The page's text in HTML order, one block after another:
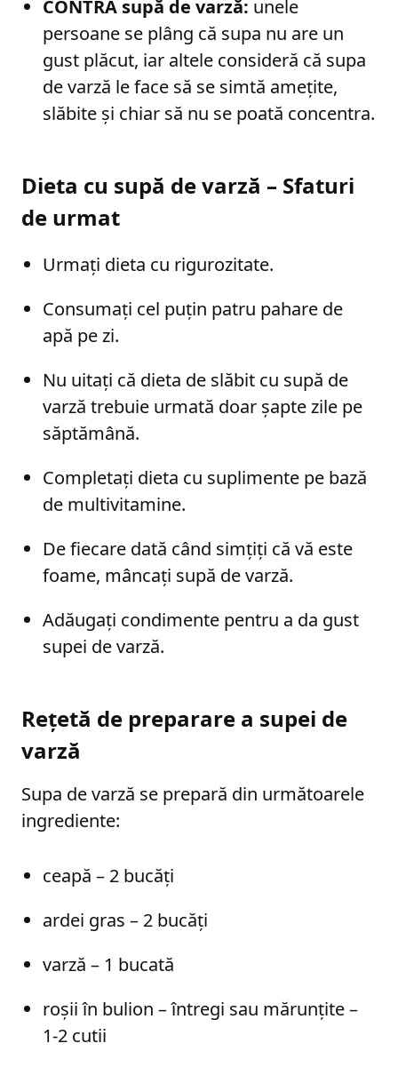
CONTRA supă de varză: unele
persoane se plâng că supa nu are un
gust plăcut, iar altele consideră că supa
de varză le face să se simtă amețite,
slăbite și chiar să nu se poată concentra.
Dieta cu supă de varză – Sfaturi
de urmat
Urmați dieta cu rigurozitate.
Consumați cel puțin patru pahare de
apă pe zi.
Nu uitați că dieta de slăbit cu supă de
varză trebuie urmată doar șapte zile pe
săptămână.
Completați dieta cu suplimente pe bază
de multivitamine.
De fiecare dată când simțiți că vă este
foame, mâncați supă de varză.
Adăugați condimente pentru a da gust
supei de varză.
Rețetă de preparare a supei de
varză
Supa de varză se prepară din următoarele
ingrediente:
ceapă – 2 bucăți
ardei gras – 2 bucăți
varză – 1 bucată
roșii în bulion – întregi sau mărunțite –
1-2 cutii